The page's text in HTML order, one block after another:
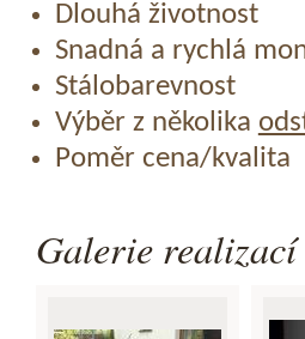
Dlouhá životnost
Snadná a rychlá
Stálobarevnost
Výběr z několika
Poměr cena/kvalita
Galerie realizací